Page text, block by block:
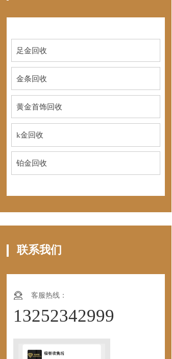
足金回收
金条回收
黄金首饰回收
k金回收
铂金回收
联系我们
客服热线：
13252342999